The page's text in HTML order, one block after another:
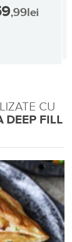
,99lei
CU
DEEP FILL